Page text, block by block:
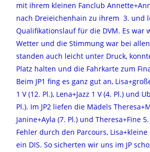
mit ihrem kleinen Fanclub
nach Dreieichenhain zu ihrem 3. und
Qualifikationslauf für die DVM. Es war
Wetter und die Stimmung war bei
standen auch leicht unter Druck,
Platz halten und die Fahrkarte zum
Beim JP1 fing es ganz gut an,
1 V (12. Pl.), Lena+Jazz 1 V (4. Pl.) und
Pl.). Im JP2 liefen die Mädels
Janine+Ayla (7. Pl.) und Theresa+Fine
Fehler durch den Parcours,
ein DIS. So sicherten wir uns im JP